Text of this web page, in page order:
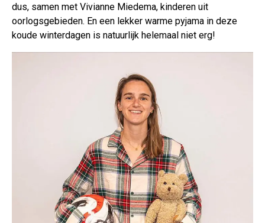
dus, samen met Vivianne Miedema, kinderen uit
oorlogsgebieden. En een lekker warme pyjama in deze
koude winterdagen is natuurlijk helemaal niet erg!